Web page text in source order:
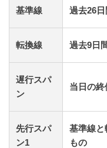
基準線 過去26
転換線 過去9日
遅行スパ
ン
当日の
先行スパ
ン1
基準線と
もの